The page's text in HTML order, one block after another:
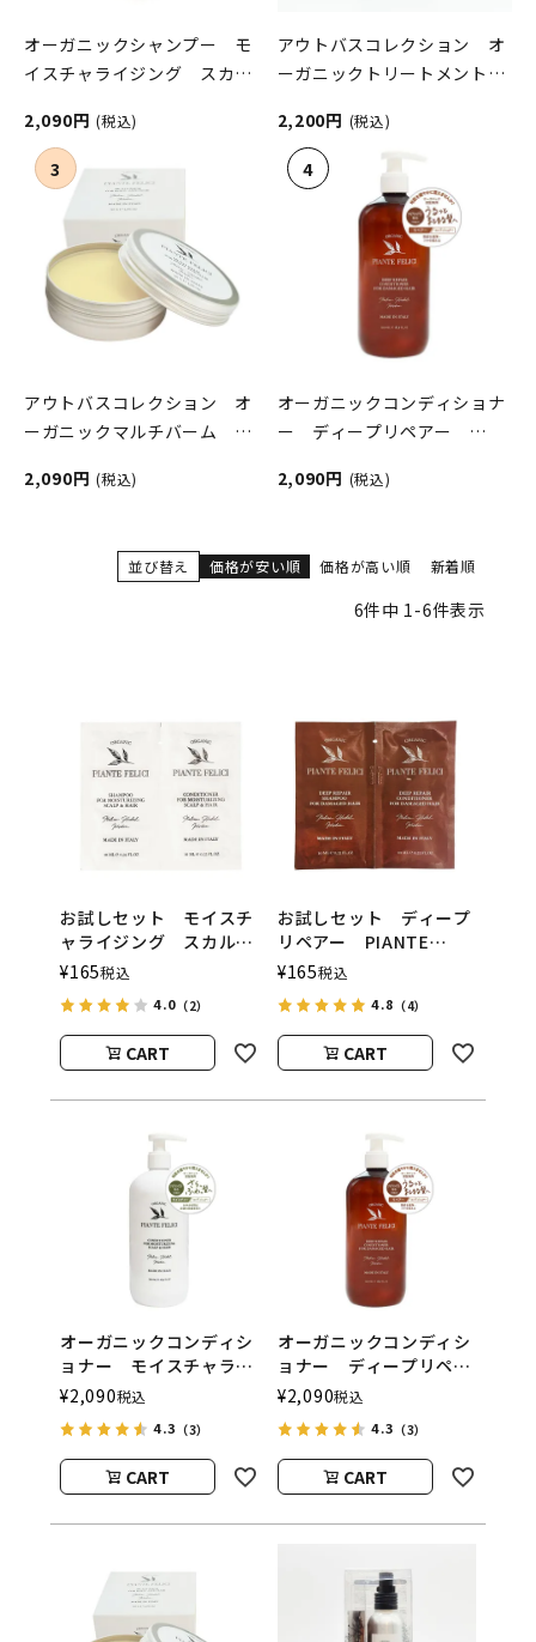
オーガニックシャンプー モ
イスチャライジング スカル
FELICI（ピアンテフェリー
チ）
2,090円 (税込)
アウトバスコレクション オ
ーガニックトリートメント＆
PIANTE FELICI（ピアンテフ
ェリーチ）
2,200円 (税込)
アウトバスコレクション オ
ーガニックマルチバーム
ェリーチ）
2,090円 (税込)
オーガニックコンディショナ
ー ディープリペアー
ェリーチ）
2,090円 (税込)
並び替え 価格が安い順 価格が高い順 新着順
6件中 1-6件表示
お試しセット モイスチ
ャライジング スカルプ
＆ヘア PIANTE
ーチ）
¥165税込
4.0 （2）
CART
お試しセット ディープ
リペアー PIANTE
FELICI（ピアンテフェリ
¥165税込
4.8 （4）
CART
オーガニックコンディシ
ョナー モイスチャライ
ジング スカルプ＆ヘ
ア PIANTE FELICI（ピ
アンテフェリーチ）
¥2,090税込
4.3 （3）
CART
オーガニックコンディシ
ョナー ディープリペア
ー PIANTE FELICI（ピ
アンテフェリーチ）
¥2,090税込
4.3 （3）
CART